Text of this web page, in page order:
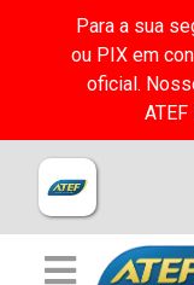
Para a sua
ou PIX em
oficial.